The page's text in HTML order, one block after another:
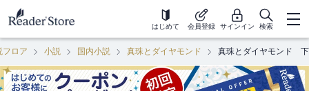
はじめて 会員登録 サインイン 検索
フロア 小説 国内小説 真珠とダイヤモンド 真珠とダイヤモンド 下